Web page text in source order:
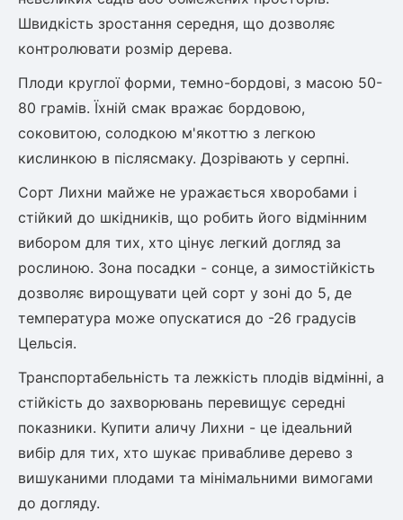
Обліпиха
Кизил
Диплоидная слива
Азіатська груша
Калина
Піраканта
Бузина
Багаторічні рослини
Молодило (Кам'яні троянди)
М'ята
Бамбук
Пряні трави
Очиток (седум)
Вівсяниця
Барвінок
Чемерник (морозник)
Гліцинія (Вістерія)
Жимолость декоративна
Клематіс
Швидкість зростання середня, що дозволяє
контролювати розмір дерева.
Плоди круглої форми, темно-бордові, з масою 50-
80 грамів. Їхній смак вражає бордовою,
соковитою, солодкою м'якоттю з легкою
кислинкою в післясмаку. Дозрівають у серпні.
Сорт Лихни майже не уражається хворобами і
стійкий до шкідників, що робить його відмінним
вибором для тих, хто цінує легкий догляд за
рослиною. Зона посадки - сонце, а зимостійкість
дозволяє вирощувати цей сорт у зоні до 5, де
температура може опускатися до -26 градусів
Цельсія.
Транспортабельність та лежкість плодів відмінні, а
стійкість до захворювань перевищує середні
показники. Купити аличу Лихни - це ідеальний
вибір для тих, хто шукає привабливе дерево з
вишуканими плодами та мінімальними вимогами
до догляду.